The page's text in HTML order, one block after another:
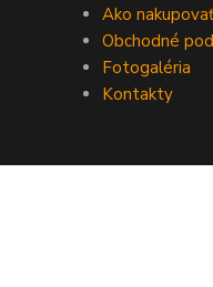
Ako nakupovať
Obchodné
Fotogaléria
Kontakty